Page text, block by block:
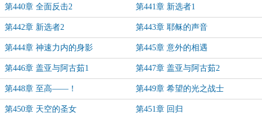
第440章 全面反击2 第441章 新选者1
第442章 新选者2 第443章 耶稣的声音
第444章 神速力内的身影 第445章 意外的相遇
第446章 盖亚与阿古茹1 第447章 盖亚与阿古茹2
第448章 至高——！ 第449章 希望的光之战士
第450章 天空的圣女 第451章 回归